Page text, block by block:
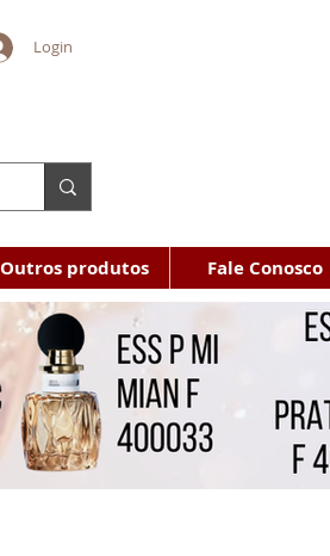
Login
Outros produtos Fale Conosco